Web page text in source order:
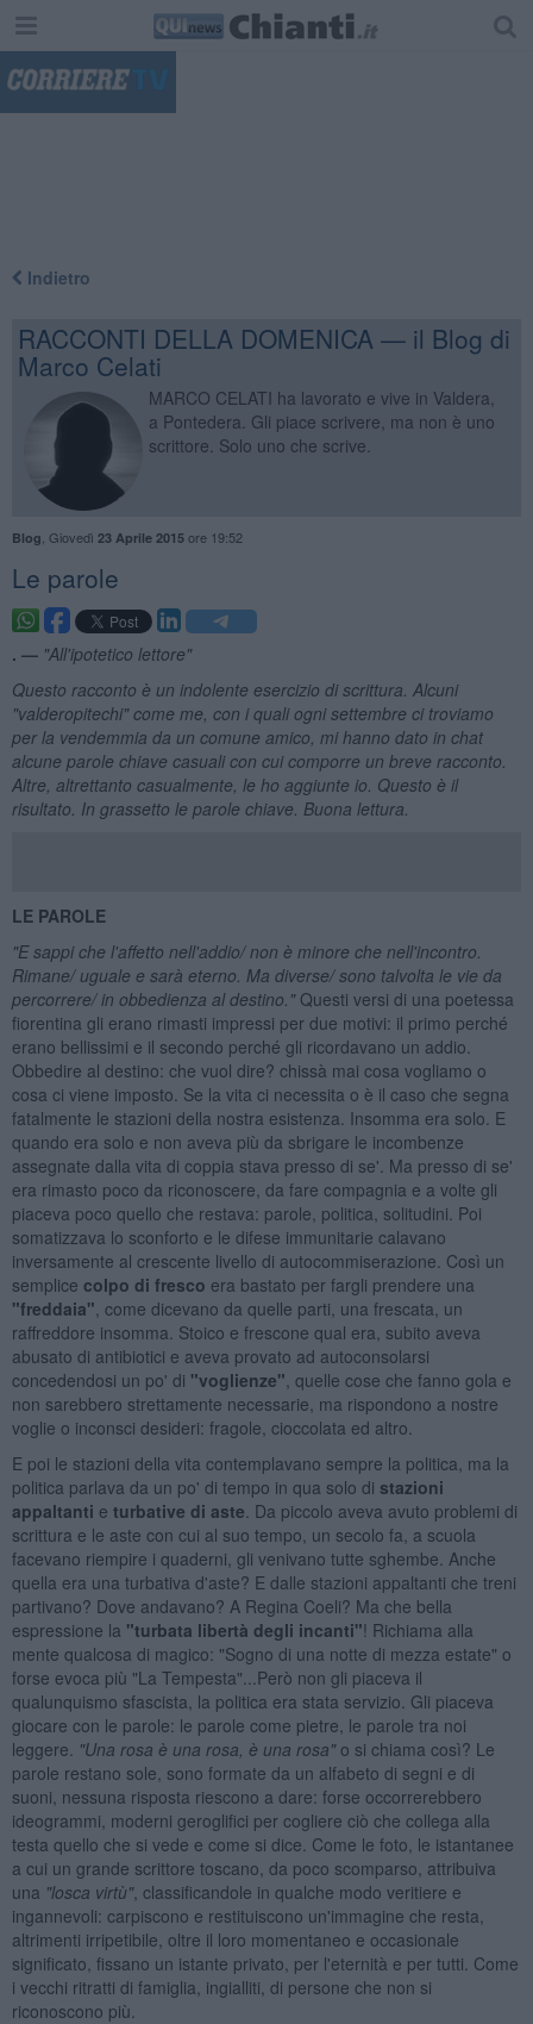
Indietro
RACCONTI DELLA DOMENICA — il Blog di
Marco Celati
MARCO CELATI ha lavorato e vive in Valdera,
a Pontedera. Gli piace scrivere, ma non è uno
scrittore. Solo uno che scrive.
Blog Giovedì 23 Aprile 2015ore 19:52
Le parole
. — "All'ipotetico lettore"
Questo racconto è un indolente esercizio di scrittura. Alcuni
"valderopitechi" come me, con i quali ogni settembre ci troviamo
per la vendemmia da un comune amico, mi hanno dato in chat
alcune parole chiave casuali con cui comporre un breve racconto.
Altre, altrettanto casualmente, le ho aggiunte io. Questo è il
risultato. In grassetto le parole chiave. Buona lettura.
LE PAROLE
"E sappi che l'affetto nell'addio/ non è minore che nell'incontro.
Rimane/ uguale e sarà eterno. Ma diverse/ sono talvolta le vie da
percorrere/ in obbedienza al destino."Questi versi di una poetessa
fiorentina gli erano rimasti impressi per due motivi: il primo perché
erano bellissimi e il secondo perché gli ricordavano un addio.
Obbedire al destino: che vuol dire? chissà mai cosa vogliamo o
cosa ci viene imposto. Se la vita ci necessita o è il caso che segna
fatalmente le stazioni della nostra esistenza. Insomma era solo. E
quando era solo e non aveva più da sbrigare le incombenze
assegnate dalla vita di coppia stava presso di se'. Ma presso di se'
era rimasto poco da riconoscere, da fare compagnia e a volte gli
piaceva poco quello che restava: parole, politica, solitudini. Poi
somatizzava lo sconforto e le difese immunitarie calavano
inversamente al crescente livello di autocommiserazione. Così un
semplice colpo di fresco era bastato per fargli prendere una
"freddaia" , come dicevano da quelle parti, una frescata, un
raffreddore insomma. Stoico e frescone qual era, subito aveva
abusato di antibiotici e aveva provato ad autoconsolarsi
concedendosi un po' di "voglienze" , quelle cose che fanno gola e
non sarebbero strettamente necessarie, ma rispondono a nostre
voglie o inconsci desideri: fragole, cioccolata ed altro.
E poi le stazioni della vita contemplavano sempre la politica, ma la
politica parlava da un po' di tempo in qua solo di stazioni
appaltanti e turbative di aste . Da piccolo aveva avuto problemi di
scrittura e le aste con cui al suo tempo, un secolo fa, a scuola
facevano riempire i quaderni, gli venivano tutte sghembe. Anche
quella era una turbativa d'aste? E dalle stazioni appaltanti che treni
partivano? Dove andavano? A Regina Coeli? Ma che bella
espressione la "turbata libertà degli incanti"! Richiama alla
mente qualcosa di magico: "Sogno di una notte di mezza estate" o
forse evoca più "La Tempesta"...Però non gli piaceva il
qualunquismo sfascista, la politica era stata servizio. Gli piaceva
giocare con le parole: le parole come pietre, le parole tra noi
leggere. "Una rosa è una rosa, è una rosa"o si chiama così? Le
parole restano sole, sono formate da un alfabeto di segni e di
suoni, nessuna risposta riescono a dare: forse occorrerebbero
ideogrammi, moderni geroglifici per cogliere ciò che collega alla
testa quello che si vede e come si dice. Come le foto, le istantanee
a cui un grande scrittore toscano, da poco scomparso, attribuiva
una "losca virtù", classificandole in qualche modo veritiere e
ingannevoli: carpiscono e restituiscono un'immagine che resta,
altrimenti irripetibile, oltre il loro momentaneo e occasionale
significato, fissano un istante privato, per l'eternità e per tutti. Come
i vecchi ritratti di famiglia, ingialliti, di persone che non si
riconoscono più.